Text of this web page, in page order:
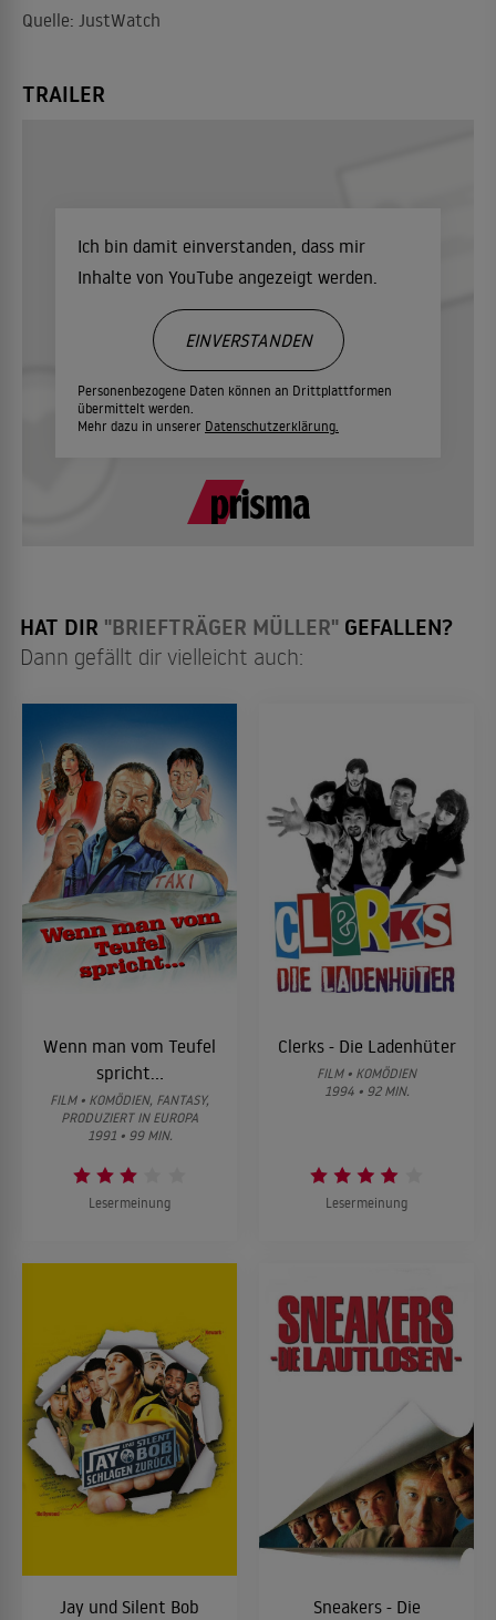
Quelle: JustWatch
TRAILER
Ich bin damit einverstanden, dass mir
Inhalte von YouTube angezeigt werden.
Personenbezogene Daten können an Drittplattformen
übermittelt werden.
Mehr dazu in unserer Datenschutzerklärung.
EINVERSTANDEN
HAT DIR "BRIEFTRÄGER MÜLLER" GEFALLEN?
Dann gefällt dir vielleicht auch:
Wenn man vom Teufel
spricht...
FILM • KOMÖDIEN, FANTASY,
PRODUZIERT IN EUROPA
1991 • 99 MIN.
Lesermeinung
Clerks - Die Ladenhüter
FILM • KOMÖDIEN
1994 • 92 MIN.
Lesermeinung
Jay und Silent Bob
Sneakers - Die